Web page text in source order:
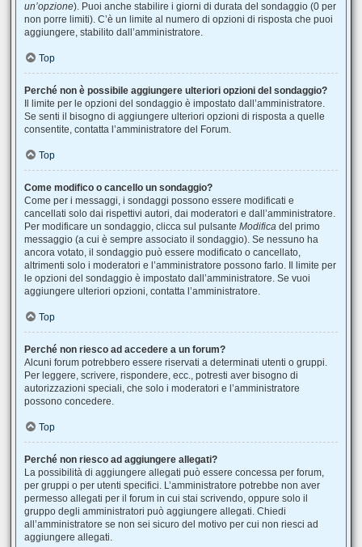
un’opzione). Puoi anche stabilire i giorni di durata del sondaggio (0 per
non porre limiti). C’è un limite al numero di opzioni di risposta che puoi
aggiungere, stabilito dall’amministratore.
Top
Perché non è possibile aggiungere ulteriori opzioni del sondaggio?
Il limite per le opzioni del sondaggio è impostato dall’amministratore.
Se senti il bisogno di aggiungere ulteriori opzioni di risposta a quelle
consentite, contatta l’amministratore del Forum.
Top
Come modifico o cancello un sondaggio?
Come per i messaggi, i sondaggi possono essere modificati e
cancellati solo dai rispettivi autori, dai moderatori e dall’amministratore.
Per modificare un sondaggio, clicca sul pulsante Modifica del primo
messaggio (a cui è sempre associato il sondaggio). Se nessuno ha
ancora votato, il sondaggio può essere modificato o cancellato,
altrimenti solo i moderatori e l’amministratore possono farlo. Il limite per
le opzioni del sondaggio è impostato dall’amministratore. Se vuoi
aggiungere ulteriori opzioni, contatta l’amministratore.
Top
Perché non riesco ad accedere a un forum?
Alcuni forum potrebbero essere riservati a determinati utenti o gruppi.
Per leggere, scrivere, rispondere, ecc., potresti aver bisogno di
autorizzazioni speciali, che solo i moderatori e l’amministratore
possono concedere.
Top
Perché non riesco ad aggiungere allegati?
La possibilità di aggiungere allegati può essere concessa per forum,
per gruppi o per utenti specifici. L’amministratore potrebbe non aver
permesso allegati per il forum in cui stai scrivendo, oppure solo il
gruppo degli amministratori può aggiungere allegati. Chiedi
all’amministratore se non sei sicuro del motivo per cui non riesci ad
aggiungere allegati.